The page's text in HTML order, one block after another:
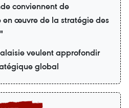
conviennent de
en œuvre de la stratégie des
veulent approfondir
global